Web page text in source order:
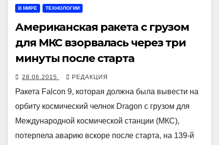
В МИРЕ ТЕХНОЛОГИИ
Американская ракета с грузом
для МКС взорвалась через три
минуты после старта
28.06.2015 РЕДАКЦИЯ
Ракета Falcon 9, которая должна была вывести на
орбиту космический челнок Dragon с грузом для
Международной космической станции (МКС),
потерпела аварию вскоре после старта, на 139-й